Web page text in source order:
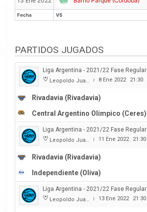
Fecha VS
Fecha VS
PARTIDOS JUGADOS
Liga Argentina - 2021/22 Fase Regular
Leopoldo Juan Brozovix | 8 Ene 2022 21:30
Rivadavia (Rivadavia)
Central Argentino Olimpico (Ceres)
Liga Argentina - 2021/22 Fase Regular
Leopoldo Juan Brozovix | 11 Ene 2022 21:30
Rivadavia (Rivadavia)
Independiente (Oliva)
Liga Argentina - 2021/22 Fase Regular
Leopoldo Juan Brozovix | 13 Ene 2022 21:30